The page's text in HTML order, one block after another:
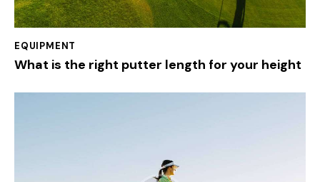
EQUIPMENT
What is the right putter length for your height